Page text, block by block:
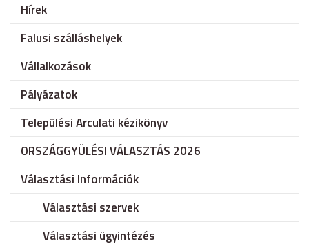
Hírek
Falusi szálláshelyek
Vállalkozások
Pályázatok
Települési Arculati kézikönyv
ORSZÁGGYÜLÉSI VÁLASZTÁS 2026
Választási Információk
Választási szervek
Választási ügyintézés